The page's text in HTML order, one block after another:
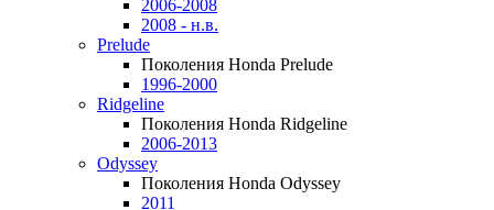
2006-2008
2008 - н.в.
Prelude
Поколения Honda Prelude
1996-2000
Ridgeline
Поколения Honda Ridgeline
2006-2013
Odyssey
Поколения Honda Odyssey
2011